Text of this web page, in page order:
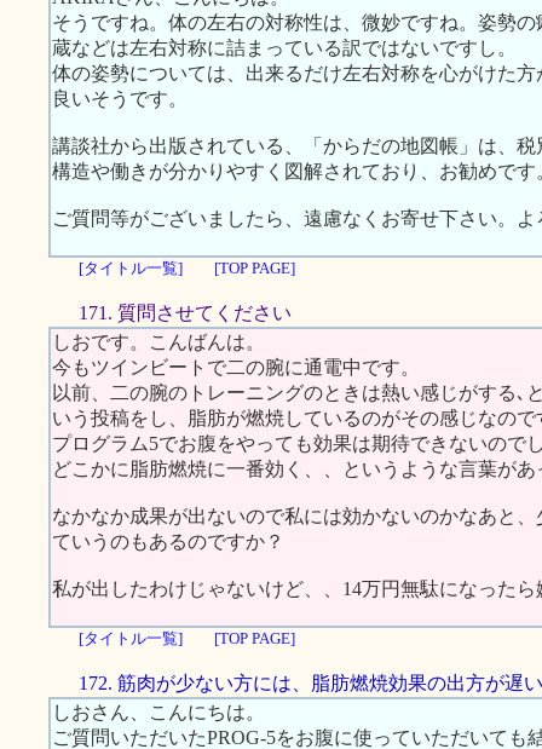
そうですね。体の左右の対称性は、微妙ですね。姿勢
蔵などは左右対称に詰まっている訳ではないですし。
体の姿勢については、出来るだけ左右対称を心がけた
良いそうです。
講談社から出版されている、「からだの地図帳」は、
構造や働きが分かりやすく図解されており、お勧めです
ご質問等がございましたら、遠慮なくお寄せ下さい。
[タイトル一覧] [TOP PAGE]
171. 質問させてください
しおです。こんばんは。
今もツインビートで二の腕に通電中です。
以前、二の腕のトレーニングのときは熱い感じがする､
いう投稿をし、脂肪が燃焼しているのがその感じなの
プログラム5でお腹をやっても効果は期待できないので
どこかに脂肪燃焼に一番効く、、というような言葉が
なかなか成果が出ないので私には効かないのかなあと
ていうのもあるのですか？
私が出したわけじゃないけど、、14万円無駄になった
[タイトル一覧] [TOP PAGE]
172. 筋肉が少ない方には、脂肪燃焼効果の出方が遅
しおさん、こんにちは。
ご質問いただいたPROG-5をお腹に使っていただいても